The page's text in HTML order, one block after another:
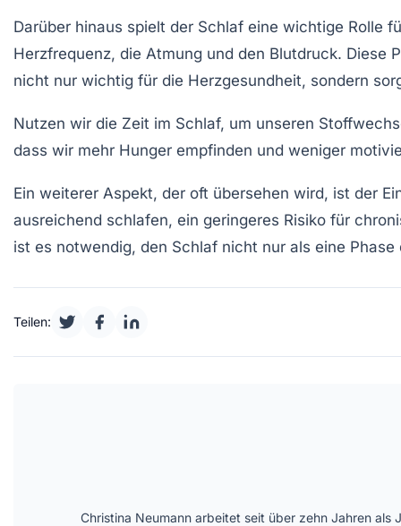
Darüber hinaus spielt der Schlaf eine wichtige Rolle
Herzfrequenz, die Atmung und den Blutdruck. Diese
nicht nur wichtig für die Herzgesundheit, sondern
Nutzen wir die Zeit im Schlaf, um unseren
dass wir mehr Hunger empfinden und weniger
Ein weiterer Aspekt, der oft übersehen wird, ist der
ausreichend schlafen, ein geringeres Risiko für
ist es notwendig, den Schlaf nicht nur als eine
Teilen:
Christina Neumann arbeitet seit über zehn Jahren als